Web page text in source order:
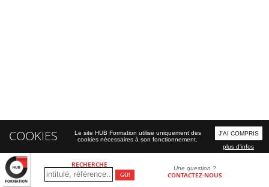
RECHERCHE Une question ?
CONTACTEZ-NOUS
COOKIES
Le site HUB Formation utilise uniquement des
cookies nécessaires à son fonctionnement.
J'AI COMPRIS
plus d'infos